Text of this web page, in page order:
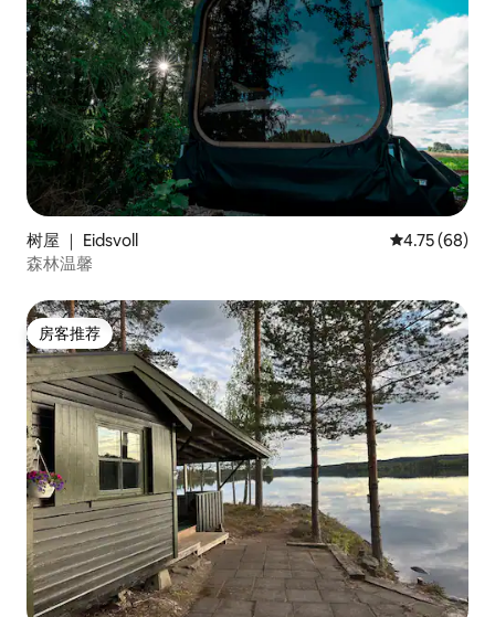
树屋 ｜ Eidsvoll 平均评分
4.75 (68)
森林温馨
房客推荐
房客推荐